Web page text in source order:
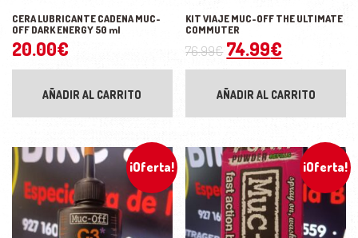
CERA LUBRICANTE CADENA MUC-
OFF DARK ENERGY 50 ml
20.00€
AÑADIR AL CARRITO
KIT VIAJE MUC-OFF THE ULTIMATE
COMMUTER
76.99€ El precio
74.99€
AÑADIR AL CARRITO
¡Oferta! ¡Oferta!